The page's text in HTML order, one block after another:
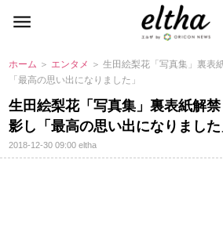
ホーム ＞ エンタメ ＞ 生田絵梨花「写真集」裏
「最高の思い出になりました」
生田絵梨花「写真集」裏表紙解
影し「最高の思い出になりました
2018-12-30 09:00eltha